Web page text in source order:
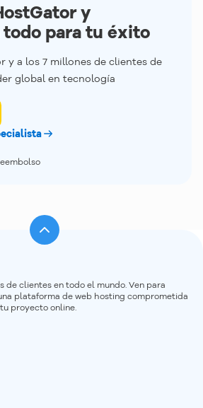
y
para tu éxito
y a los 7 millones de clientes de
global en tecnología
de clientes en todo el mundo. Ven para
plataforma de web hosting comprometida
proyecto online.